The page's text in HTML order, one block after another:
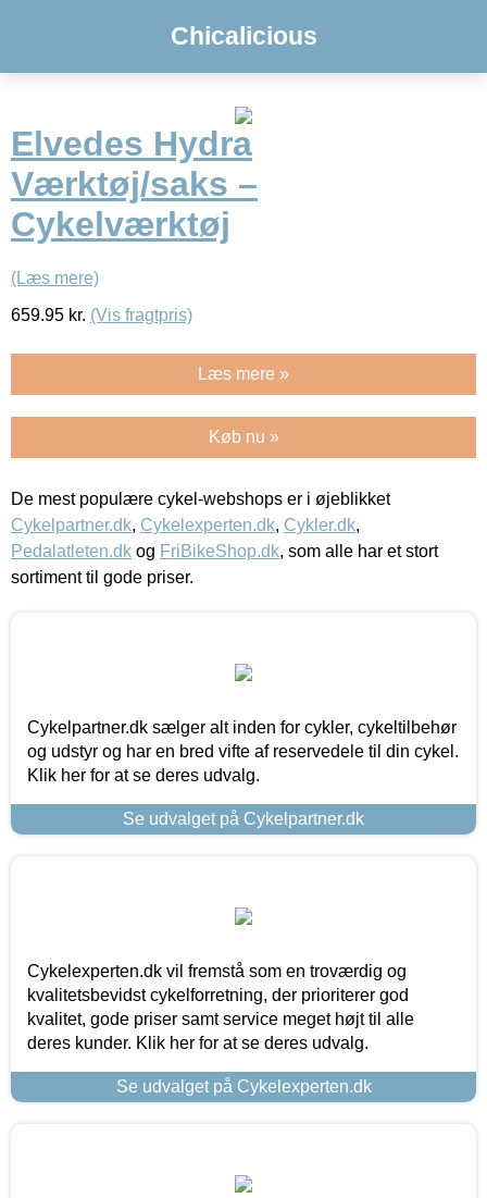
Chicalicious
Elvedes Hydra
Værktøj/saks –
Cykelværktøj
(Læs mere)
659.95 kr. (Vis fragtpris)
Læs mere »
Køb nu »
De mest populære cykel-webshops er i øjeblikket
Cykelpartner.dk, Cykelexperten.dk, Cykler.dk,
Pedalatleten.dk og FriBikeShop.dk, som alle har et stort
sortiment til gode priser.
Cykelpartner.dk sælger alt inden for cykler, cykeltilbehør
og udstyr og har en bred vifte af reservedele til din cykel.
Klik her for at se deres udvalg.
Se udvalget på Cykelpartner.dk
Cykelexperten.dk vil fremstå som en troværdig og
kvalitetsbevidst cykelforretning, der prioriterer god
kvalitet, gode priser samt service meget højt til alle
deres kunder. Klik her for at se deres udvalg.
Se udvalget på Cykelexperten.dk